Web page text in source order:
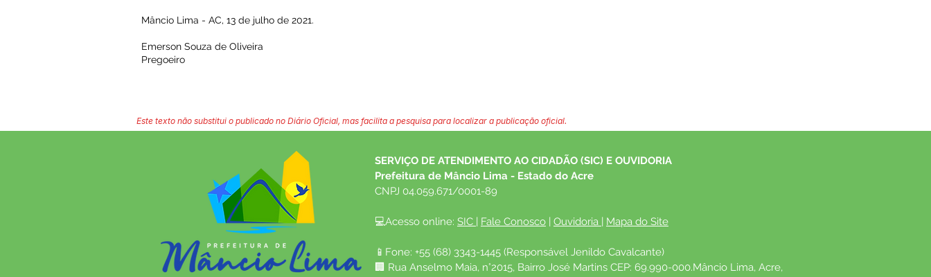
Mâncio Lima - AC, 13 de julho de 2021.
Emerson Souza de Oliveira
Pregoeiro
Este texto não substitui o publicado no Diário Oficial, mas facilita a pesquisa para localizar a publicação oficial.
SERVIÇO DE ATENDIMENTO AO CIDADÃO (SIC) E OUVIDORIA
Prefeitura de Mâncio Lima - Estado do Acre
CNPJ 04.059.671/0001-89
💻Acesso online: SIC | Fale Conosco | Ouvidoria | Mapa do Site
📱Fone: +55 (68) 3343-1445 (Responsável Jenildo Cavalcante)
🏢 Rua Anselmo Maia, n°2015, Bairro José Martins CEP: 69.990-000.Mâncio Lima, Acre,